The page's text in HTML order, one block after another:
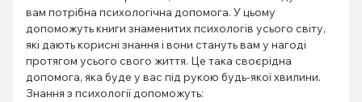
вам потрібна психологічна допомога. У цьому
допоможуть книги знаменитих психологів усього світу,
які дають корисні знання і вони стануть вам у нагоді
протягом усього свого життя. Це така своєрідна
допомога, яка буде у вас під рукою будь-якої хвилини.
Знання з психології допоможуть: